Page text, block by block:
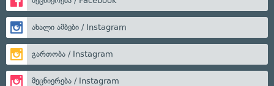
ახალი ამბები / Instagram
გართობა / Instagram
მეცნიერება / Instagram